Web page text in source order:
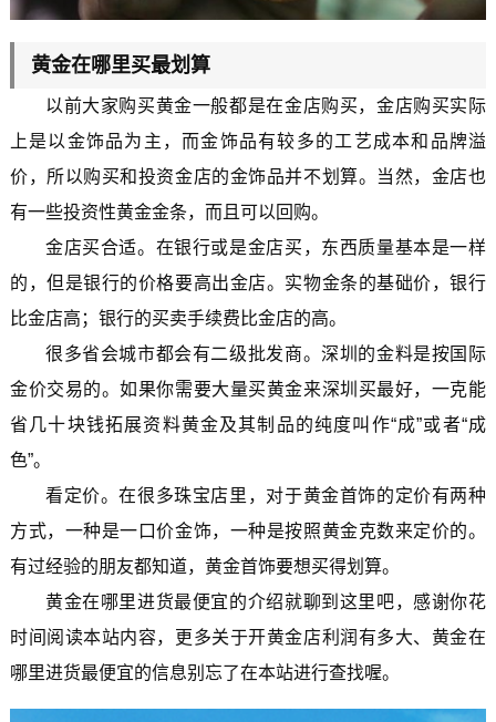
黄金在哪里买最划算
以前大家购买黄金一般都是在金店购买，金店购买实际
上是以金饰品为主，而金饰品有较多的工艺成本和品牌溢
价，所以购买和投资金店的金饰品并不划算。当然，金店也
有一些投资性黄金金条，而且可以回购。
金店买合适。在银行或是金店买，东西质量基本是一样
的，但是银行的价格要高出金店。实物金条的基础价，银行
比金店高；银行的买卖手续费比金店的高。
很多省会城市都会有二级批发商。深圳的金料是按国际
金价交易的。如果你需要大量买黄金来深圳买最好，一克能
省几十块钱拓展资料黄金及其制品的纯度叫作“成”或者“成
色”。
看定价。在很多珠宝店里，对于黄金首饰的定价有两种
方式，一种是一口价金饰，一种是按照黄金克数来定价的。
有过经验的朋友都知道，黄金首饰要想买得划算。
黄金在哪里进货最便宜的介绍就聊到这里吧，感谢你花
时间阅读本站内容，更多关于开黄金店利润有多大、黄金在
哪里进货最便宜的信息别忘了在本站进行查找喔。